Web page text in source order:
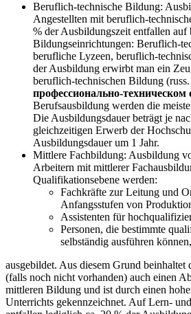
Beruflich-technische Bildung:
Angestellten mit beruflich-
% der Ausbildungszeit entfallen auf
Bildungseinrichtungen: Beruflich-
berufliche Lyzeen, beruflich-
der Ausbildung erwirbt man ein
beruflich-technischen Bildung (russ.
профессионально-техническом
Berufsausbildung werden die
Die Ausbildungsdauer beträgt je
gleichzeitigen Erwerb der
Ausbildungsdauer um 1 Jahr.
Mittlere Fachbildung: Ausbildung
Arbeitern mit mittlerer
Qualifikationsebene werden:
Fachkräfte zur Leitung und
Anfangsstufen von
Assistenten für
Personen, die bestimmte
selbständig ausführen können,
ausgebildet. Aus diesem Grund beinhaltet
(falls noch nicht vorhanden) auch einen
mittleren Bildung und ist durch einen
Unterrichts gekennzeichnet. Auf Lern-